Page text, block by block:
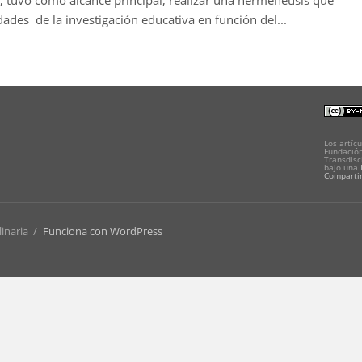
de la investigación educativa en función del...
Los
bajo una
/ Funciona con WordPress